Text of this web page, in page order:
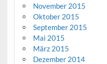
November 2015
Oktober 2015
September 2015
Mai 2015
März 2015
Dezember 2014